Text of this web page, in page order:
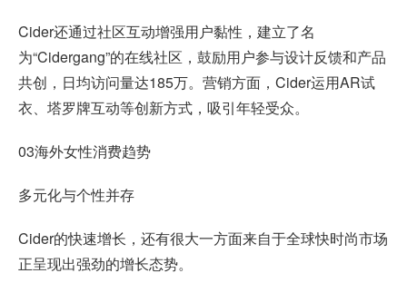
Cider还通过社区互动增强用户黏性，建立了名
为“Cidergang”的在线社区，鼓励用户参与设计反馈和产品
共创，日均访问量达185万。营销方面，Cider运用AR试
衣、塔罗牌互动等创新方式，吸引年轻受众。
03海外女性消费趋势
多元化与个性并存
Cider的快速增长，还有很大一方面来自于全球快时尚市场
正呈现出强劲的增长态势。